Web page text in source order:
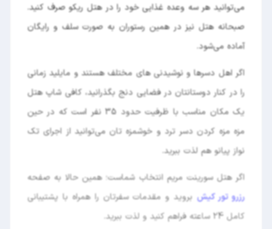
می‌توانید هر سه وعده غذایی خود را در هتل ریکو صرف کنید.
صبحانه هتل نیز در همین رستوران به صورت سلف و رایگان
آماده می‌شود.
اگر اهل دسرها و نوشیدنی های مختلف هستند و مایلید زمانی
را در کنار دوستانتان در فضایی دنج بگذرانید، کافی شاپ هتل
یک مکان مناسب با ظرفیت حدود 35 نفر است که در حین
مزه مزه کردن دسر ترد و خوشمزه تان می‌توانید از اجرای تک
نواز پیانو هم لذت ببرید.
اگر هتل سورینت مریم انتخاب شماست؛ همین حالا به صفحه
رزرو تور کیش بروید و مقدمات سفرتان را همراه با پشتیبانی
کامل 24 ساعته فراهم کنید و لذت ببرید.